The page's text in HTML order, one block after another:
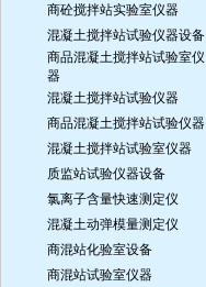
商砼搅拌站实验室仪器
混凝土搅拌站试验仪器设备
商品混凝土搅拌站试验室仪
器
混凝土搅拌站试验仪器
商品混凝土搅拌站试验仪器
混凝土搅拌站试验室仪器
质监站试验仪器设备
氯离子含量快速测定仪
混凝土动弹模量测定仪
商混站化验室设备
商混站试验室仪器